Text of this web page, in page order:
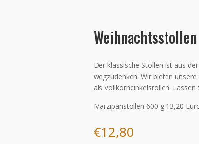
Der klassische Stollen ist aus
wegzudenken. Wir bieten
als Vollkorndinkelstollen.
Marzipanstollen 600 g 13,20
€12,80